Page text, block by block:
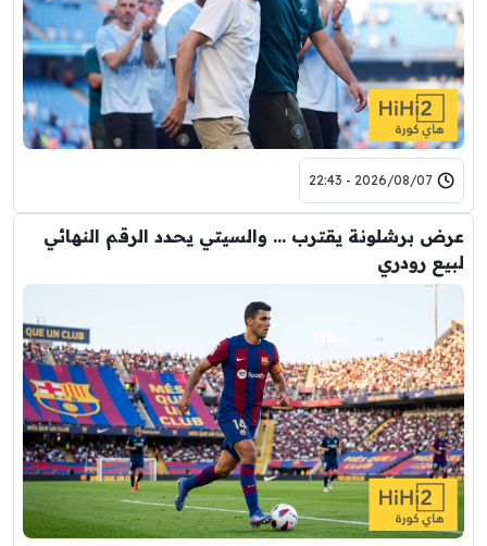
2026/08/07 - 22:43
عرض برشلونة يقترب … والسيتي يحدد الرقم النهائي
لبيع رودري